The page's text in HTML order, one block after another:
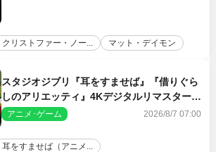
クリストファー・ノー... マット・デイモン
スタジオジブリ『耳をすませば』『借りぐら
しのアリエッティ』4Kデジタルリマスターで
IMAX上映決定！
アニメ･ゲーム 2026/8/7 07:00
耳をすませば（アニメ...